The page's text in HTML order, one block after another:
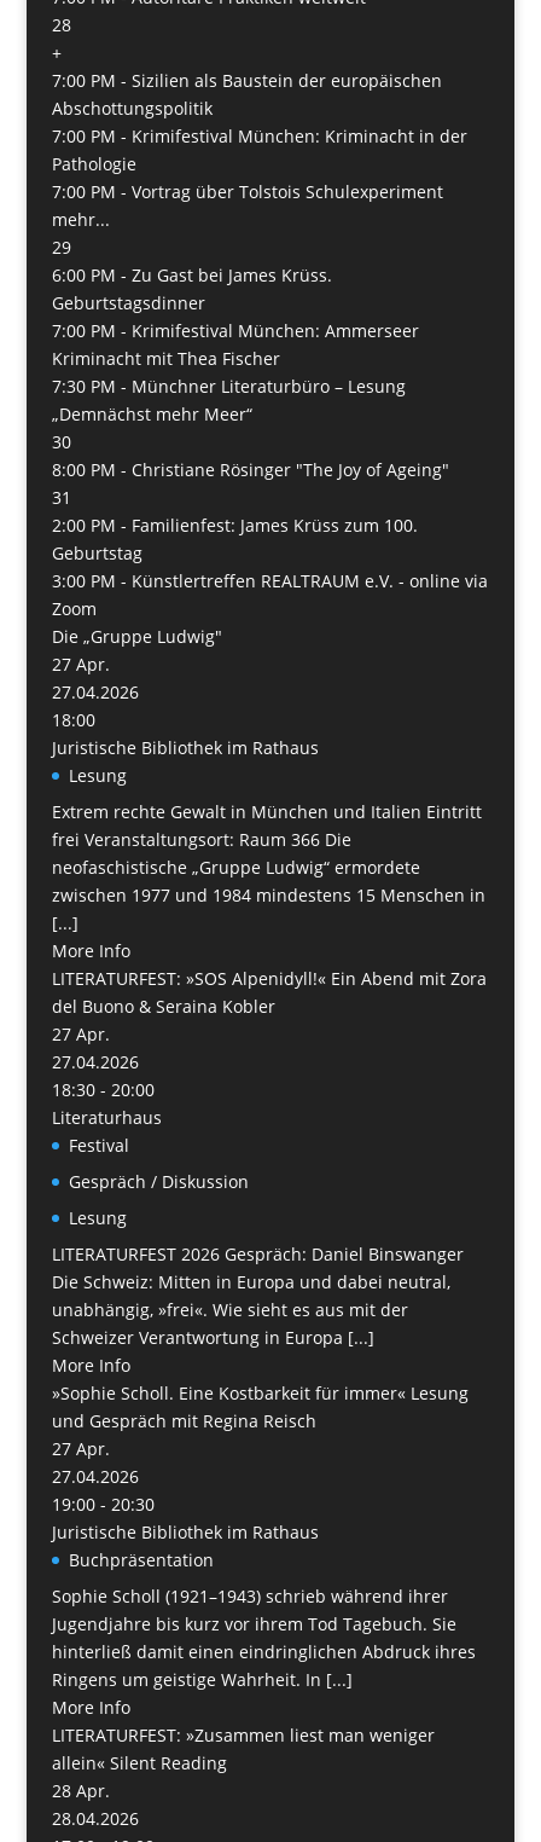
28
+
7:00 PM - Sizilien als Baustein der europäischen
Abschottungspolitik
7:00 PM - Krimifestival München: Kriminacht in der
Pathologie
7:00 PM - Vortrag über Tolstois Schulexperiment
mehr...
29
6:00 PM - Zu Gast bei James Krüss.
Geburtstagsdinner
7:00 PM - Krimifestival München: Ammerseer
Kriminacht mit Thea Fischer
7:30 PM - Münchner Literaturbüro – Lesung
„Demnächst mehr Meer“
30
8:00 PM - Christiane Rösinger "The Joy of Ageing"
31
2:00 PM - Familienfest: James Krüss zum 100.
Geburtstag
3:00 PM - Künstlertreffen REALTRAUM e.V. - online via
Zoom
Die „Gruppe Ludwig"
27 Apr.
27.04.2026
18:00
Juristische Bibliothek im Rathaus
Lesung
Extrem rechte Gewalt in München und Italien Eintritt
frei Veranstaltungsort: Raum 366 Die
neofaschistische „Gruppe Ludwig“ ermordete
zwischen 1977 und 1984 mindestens 15 Menschen in
[...]
More Info
LITERATURFEST: »SOS Alpenidyll!« Ein Abend mit Zora
del Buono & Seraina Kobler
27 Apr.
27.04.2026
18:30 - 20:00
Literaturhaus
Festival
Gespräch / Diskussion
Lesung
LITERATURFEST 2026 Gespräch: Daniel Binswanger
Die Schweiz: Mitten in Europa und dabei neutral,
unabhängig, »frei«. Wie sieht es aus mit der
Schweizer Verantwortung in Europa [...]
More Info
»Sophie Scholl. Eine Kostbarkeit für immer« Lesung
und Gespräch mit Regina Reisch
27 Apr.
27.04.2026
19:00 - 20:30
Juristische Bibliothek im Rathaus
Buchpräsentation
Sophie Scholl (1921–1943) schrieb während ihrer
Jugendjahre bis kurz vor ihrem Tod Tagebuch. Sie
hinterließ damit einen eindringlichen Abdruck ihres
Ringens um geistige Wahrheit. In [...]
More Info
LITERATURFEST: »Zusammen liest man weniger
allein« Silent Reading
28 Apr.
28.04.2026